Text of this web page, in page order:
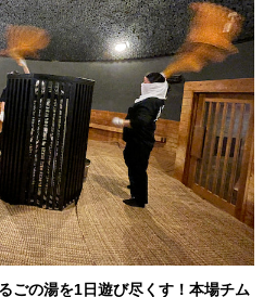
ごの湯を1日遊び尽くす！本場チム